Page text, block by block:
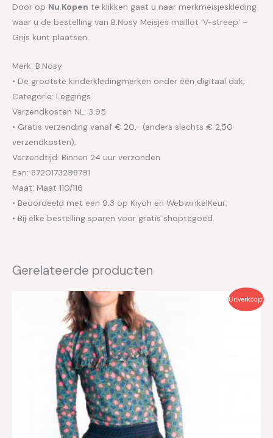
Door op Nu Kopen te klikken gaat u naar merkmeisjeskleding
waar u de bestelling van B.Nosy Meisjes maillot ‘V-streep’ –
Grijs kunt plaatsen.
Merk: B.Nosy
• De grootste kinderkledingmerken onder één digitaal dak;
Categorie: Leggings
Verzendkosten NL: 3.95
• Gratis verzending vanaf € 20,- (anders slechts € 2,50
verzendkosten);
Verzendtijd: Binnen 24 uur verzonden
Ean: 8720173298791
Maat: Maat 110/116
• Beoordeeld met een 9.3 op Kiyoh en WebwinkelKeur;
• Bij elke bestelling sparen voor gratis shoptegoed.
Gerelateerde producten
Uitverkoop!
Oorspronkelijke
€26.95.
Huidige
prijs
is:
€13.50.